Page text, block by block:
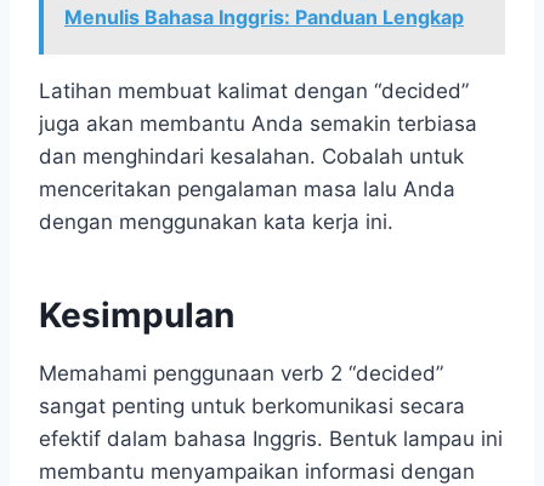
Menulis Bahasa Inggris: Panduan Lengkap
Latihan membuat kalimat dengan “decided”
juga akan membantu Anda semakin terbiasa
dan menghindari kesalahan. Cobalah untuk
menceritakan pengalaman masa lalu Anda
dengan menggunakan kata kerja ini.
Kesimpulan
Memahami penggunaan verb 2 “decided”
sangat penting untuk berkomunikasi secara
efektif dalam bahasa Inggris. Bentuk lampau ini
membantu menyampaikan informasi dengan